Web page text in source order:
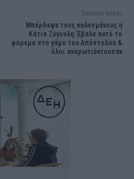
Επόμενο άρθρο
Μπέρδεψε τους καλεσμένους η
Κάτια Ζύγουλη: Έβαλε αυτό το
φόρεμα στο γάμο του Απόστολου &
όλοι αναρωτιόντουσαν